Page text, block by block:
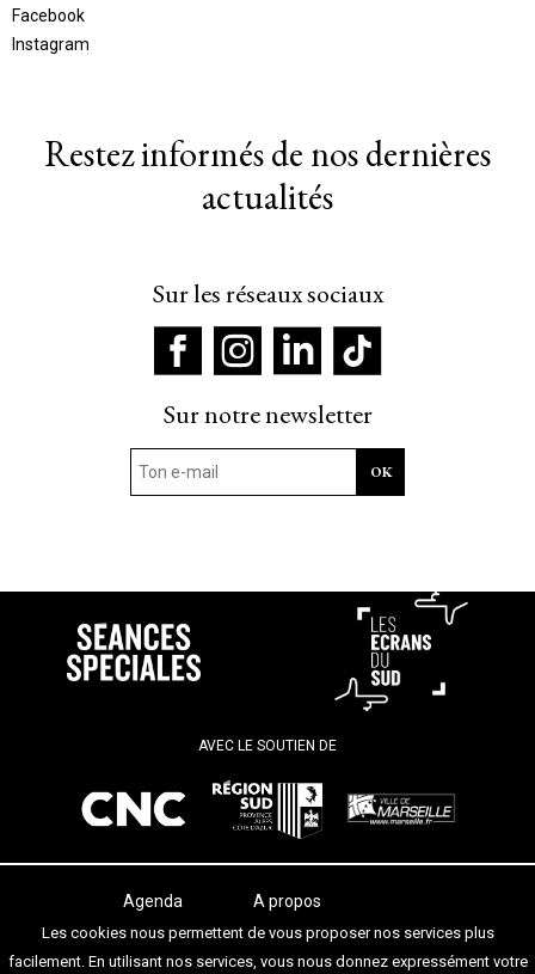
Facebook
Instagram
Restez informés de nos dernières
actualités
Sur les réseaux sociaux
Sur notre newsletter
AVEC LE SOUTIEN DE
Agenda
Les salles
Les festivals
A propos
Termes et conditions
Les cookies nous permettent de vous proposer nos services plus
facilement. En utilisant nos services, vous nous donnez expressément votre